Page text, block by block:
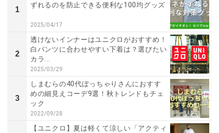
1
ずれるのを防止できる便利な100均グッズ
2025/04/17
2
透けないインナーはユニクロがおすすめ！
白パンツに合わせやすい下着は？選びたい
カラ...
2025/03/29
3
しまむらの40代ぽっちゃりさんにおすす
めの細見えコーデ9選！秋トレンドもチェ
ック
2022/09/28
【ユニクロ】夏は軽くて涼しい「アクティ